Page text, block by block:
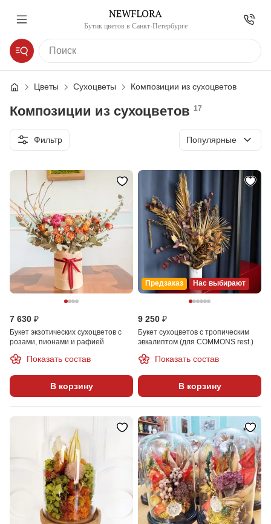
Бутик цветов в Санкт-Петербурге
Цветы Сухоцветы Композиции из сухоцветов
Композиции из сухоцветов 17
Фильтр Сортировка
Популярные
7 630 ₽
Букет экзотических сухоцветов с
розами, пионами и рафией
Показать состав
В корзину
Предзаказ Нас выбирают
9 250 ₽
Букет сухоцветов c тропическим
эвкалиптом (для COMMONS rest.)
Показать состав
В корзину